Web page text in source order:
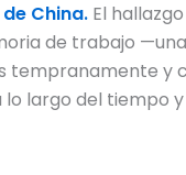
China. El
de trabajo
tempranamente y
largo del tiempo